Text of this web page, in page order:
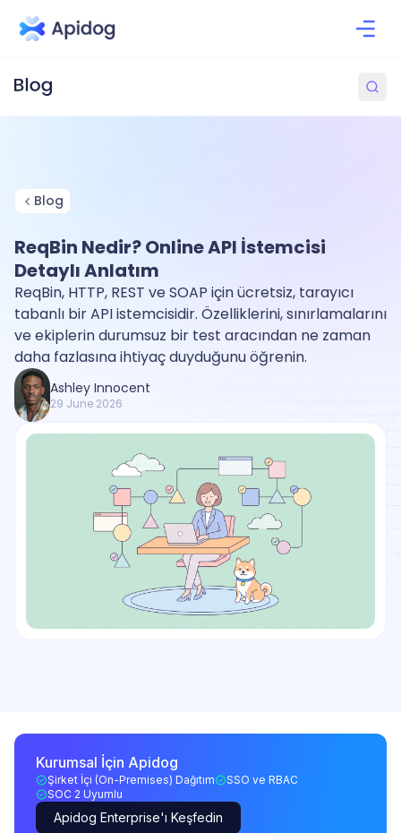
Blog
ReqBin Nedir? Online API İstemcisi
Detaylı Anlatım
ReqBin, HTTP, REST ve SOAP için ücretsiz, tarayıcı
tabanlı bir API istemcisidir. Özelliklerini, sınırlamalarını
ve ekiplerin durumsuz bir test aracından ne zaman
daha fazlasına ihtiyaç duyduğunu öğrenin.
Ashley Innocent
29 June 2026
Kurumsal İçin Apidog
Şirket İçi (On-Premises) Dağıtım
SSO ve RBAC
SOC 2 Uyumlu
Apidog Enterprise'ı Keşfedin